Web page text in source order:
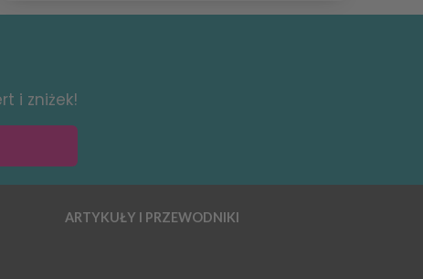
i zniżek!
ARTYKUŁY I PRZEWODNIKI